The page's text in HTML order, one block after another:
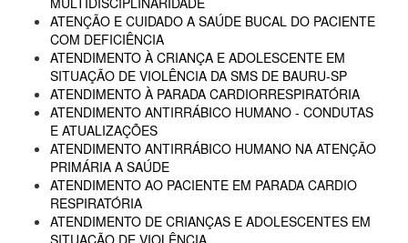
ATENÇÃO E CUIDADO A SAÚDE BUCAL DO PACIENTE
COM DEFICIÊNCIA
ATENDIMENTO À CRIANÇA E ADOLESCENTE EM
SITUAÇÃO DE VIOLÊNCIA DA SMS DE BAURU-SP
ATENDIMENTO À PARADA CARDIORRESPIRATÓRIA
ATENDIMENTO ANTIRRÁBICO HUMANO - CONDUTAS
E ATUALIZAÇÕES
ATENDIMENTO ANTIRRÁBICO HUMANO NA ATENÇÃO
PRIMÁRIA A SAÚDE
ATENDIMENTO AO PACIENTE EM PARADA CARDIO
RESPIRATÓRIA
ATENDIMENTO DE CRIANÇAS E ADOLESCENTES EM
SITUAÇÃO DE VIOLÊNCIA